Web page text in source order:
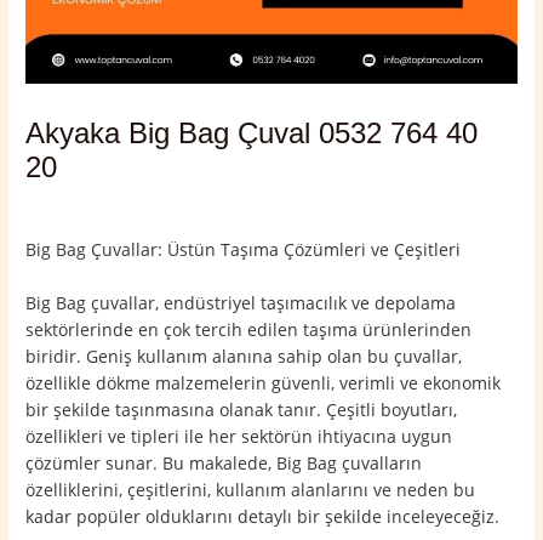
Akyaka Big Bag Çuval 0532 764 40
20
Big Bag Çuvallar: Üstün Taşıma Çözümleri ve Çeşitleri
Big Bag çuvallar, endüstriyel taşımacılık ve depolama
sektörlerinde en çok tercih edilen taşıma ürünlerinden
biridir. Geniş kullanım alanına sahip olan bu çuvallar,
özellikle dökme malzemelerin güvenli, verimli ve ekonomik
bir şekilde taşınmasına olanak tanır. Çeşitli boyutları,
özellikleri ve tipleri ile her sektörün ihtiyacına uygun
çözümler sunar. Bu makalede, Big Bag çuvalların
özelliklerini, çeşitlerini, kullanım alanlarını ve neden bu
kadar popüler olduklarını detaylı bir şekilde inceleyeceğiz.